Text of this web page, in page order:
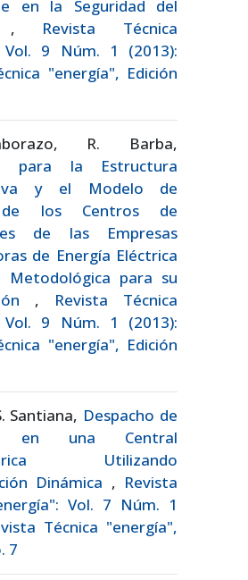
en la Seguridad del
, Revista Técnica
Vol. 9 Núm. 1 (2013):
"energía", Edición
R. Barba,
para la Estructura
y el Modelo de
de los Centros de
de las Empresas
de Energía Eléctrica
Metodológica para su
, Revista Técnica
Vol. 9 Núm. 1 (2013):
"energía", Edición
Santiana, Despacho de
en una Central
Utilizando
Dinámica , Revista
Vol. 7 Núm. 1
Técnica "energía",
7